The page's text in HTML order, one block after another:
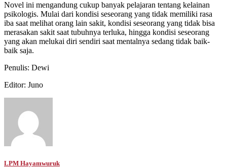
Novel ini mengandung cukup banyak pelajaran tentang kelainan
psikologis. Mulai dari kondisi seseorang yang tidak memiliki rasa
iba saat melihat orang lain sakit, kondisi seseorang yang tidak bisa
merasakan sakit saat tubuhnya terluka, hingga kondisi seseorang
yang akan melukai diri sendiri saat mentalnya sedang tidak baik-
baik saja.
Penulis: Dewi
Editor: Juno
LPM Hayamwuruk